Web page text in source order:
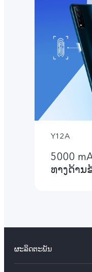
Y12A
5000
ທາງດ້ານ
ຜະລິດຕະພັນ